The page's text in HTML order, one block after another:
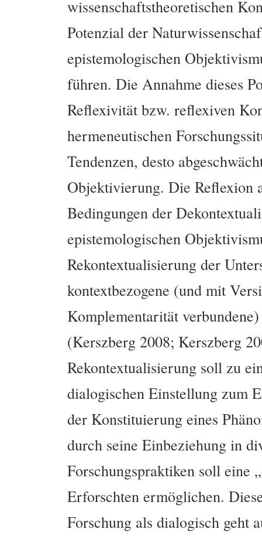
wissenschaftstheoretischen
Potenzial der
epistemologischen
führen. Die Annahme dieses
Reflexivität bzw. reflexiven
hermeneutischen
Tendenzen, desto
Objektivierung. Die Reflexion
Bedingungen der
epistemologischen
Rekontextualisierung der
kontextbezogene (und mit
Komplementarität
(Kerszberg 2008; Kerszberg
Rekontextualisierung soll zu
dialogischen Einstellung zum
der Konstituierung eines
durch seine Einbeziehung in
Forschungspraktiken soll eine
Erforschten ermöglichen.
Forschung als dialogisch geht